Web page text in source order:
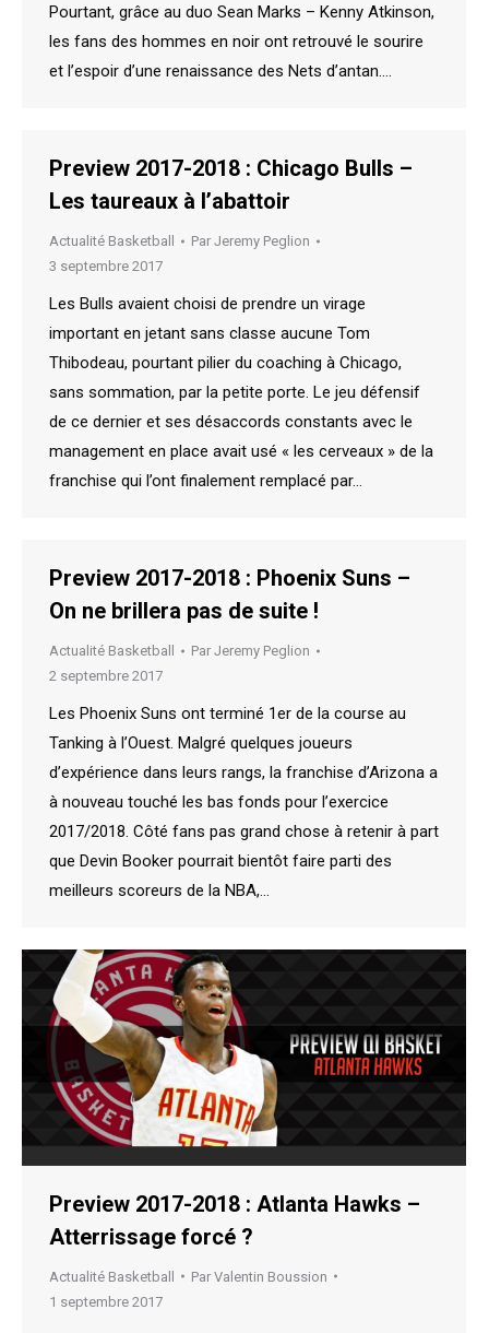
Pourtant, grâce au duo Sean Marks – Kenny Atkinson,
les fans des hommes en noir ont retrouvé le sourire
et l’espoir d’une renaissance des Nets d’antan.…
Preview 2017-2018 : Chicago Bulls –
Les taureaux à l’abattoir
Actualité Basketball Par Jeremy Peglion
3 septembre 2017
Les Bulls avaient choisi de prendre un virage
important en jetant sans classe aucune Tom
Thibodeau, pourtant pilier du coaching à Chicago,
sans sommation, par la petite porte. Le jeu défensif
de ce dernier et ses désaccords constants avec le
management en place avait usé « les cerveaux » de la
franchise qui l’ont finalement remplacé par…
Preview 2017-2018 : Phoenix Suns –
On ne brillera pas de suite !
Actualité Basketball Par Jeremy Peglion
2 septembre 2017
Les Phoenix Suns ont terminé 1er de la course au
Tanking à l’Ouest. Malgré quelques joueurs
d’expérience dans leurs rangs, la franchise d’Arizona a
à nouveau touché les bas fonds pour l’exercice
2017/2018. Côté fans pas grand chose à retenir à part
que Devin Booker pourrait bientôt faire parti des
meilleurs scoreurs de la NBA,…
Preview 2017-2018 : Atlanta Hawks –
Atterrissage forcé ?
Actualité Basketball Par Valentin Boussion
1 septembre 2017